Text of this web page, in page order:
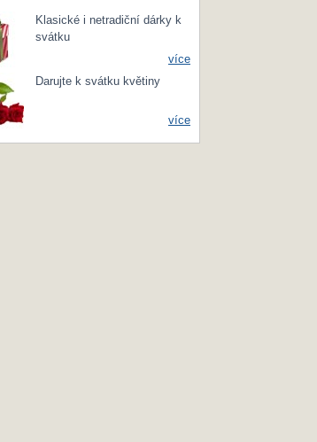
Klasické i netradiční dárky k
svátku
více
Darujte k svátku květiny
více